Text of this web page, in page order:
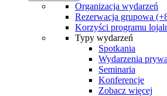
Organizacja wydarzeń
Rezerwacja grupowa
Korzyści programu
Typy wydarzeń
Spotkania
Wydarzenia
Seminaria
Konferencje
Zobacz więcej